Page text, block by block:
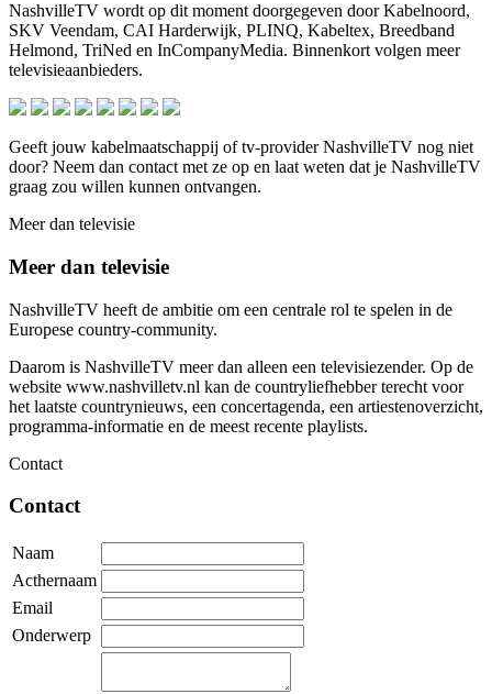
NashvilleTV wordt op dit moment doorgegeven door Kabelnoord,
SKV Veendam, CAI Harderwijk, PLINQ, Kabeltex, Breedband
Helmond, TriNed en InCompanyMedia. Binnenkort volgen meer
televisieaanbieders.
Geeft jouw kabelmaatschappij of tv-provider NashvilleTV nog niet
door? Neem dan contact met ze op en laat weten dat je NashvilleTV
graag zou willen kunnen ontvangen.
Meer dan televisie
Meer dan televisie
NashvilleTV heeft de ambitie om een centrale rol te spelen in de
Europese country-community.
Daarom is NashvilleTV meer dan alleen een televisiezender. Op de
website www.nashvilletv.nl kan de countryliefhebber terecht voor
het laatste countrynieuws, een concertagenda, een artiestenoverzicht,
programma-informatie en de meest recente playlists.
Contact
Contact
Naam
Acthernaam
Email
Onderwerp